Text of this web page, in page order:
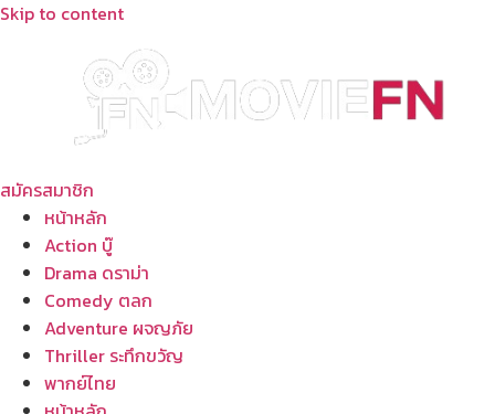
Skip to content
สมัครสมาชิก
หน้าหลัก
Action บู๊
Drama ดราม่า
Comedy ตลก
Adventure ผจญภัย
Thriller ระทึกขวัญ
พากย์ไทย